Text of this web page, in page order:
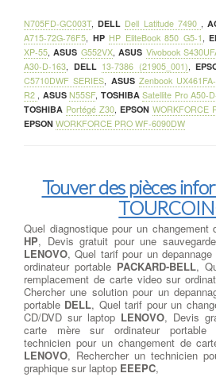
N705FD-GC003T,DELL Dell Latitude 7490 ,
A715-72G-76F5, HP HP EliteBook 850 G5-1 ,
XP-55,ASUS G552VX,ASUS Vivobook
A30-D-163, DELL 13-7386 (21905_001),
C5710DWF SERIES, ASUS Zenbook
R2 , ASUS N55SF, TOSHIBA Satellite Pro A50-
TOSHIBA Portégé Z30, EPSON WORKFORCE
EPSON WORKFORCE PRO WF-6090DW
Touver des pièces
Quel diagnostique pour un
HP, Devis gratuit pour une
LENOVO, Quel tarif pour un
ordinateur portable PACKARD-BELL,
remplacement de carte video sur
Chercher une solution pour un
portable DELL, Quel tarif pour un
CD/DVD sur laptop LENOVO, Devis
carte mère sur ordinateur portable
technicien pour un changement de
LENOVO, Rechercher un technicien
graphique sur laptop EEEPC,